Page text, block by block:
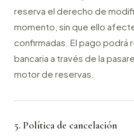
reserva el derecho de
momento, sin que ello
confirmadas. El pago podrá
bancaria a través de la
motor de reservas.
5. Política de cancelación